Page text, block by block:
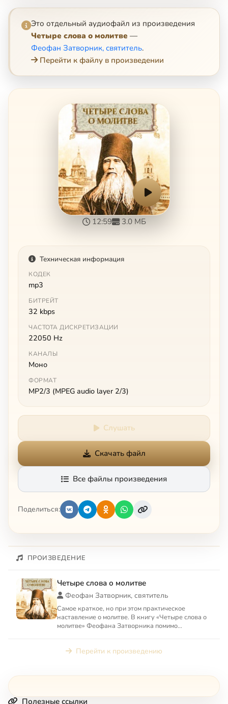
Это отдельный аудиофайл из произведения
Четыре слова о молитве —
Феофан Затворник, святитель.
Перейти к файлу в произведении
12:59 3.0 МБ
Техническая информация
КОДЕК
mp3
БИТРЕЙТ
32 kbps
ЧАСТОТА ДИСКРЕТИЗАЦИИ
22050 Hz
КАНАЛЫ
Моно
ФОРМАТ
MP2/3 (MPEG audio layer 2/3)
Слушать
Скачать файл
Все файлы произведения
Поделиться:
ПРОИЗВЕДЕНИЕ
Четыре слова о молитве
Феофан Затворник, святитель
Самое краткое, но при этом практическое
наставление о молитве. В книгу «Четыре слова о
молитве» Феофана Затворника помимо
Перейти к произведению
Полезные ссылки